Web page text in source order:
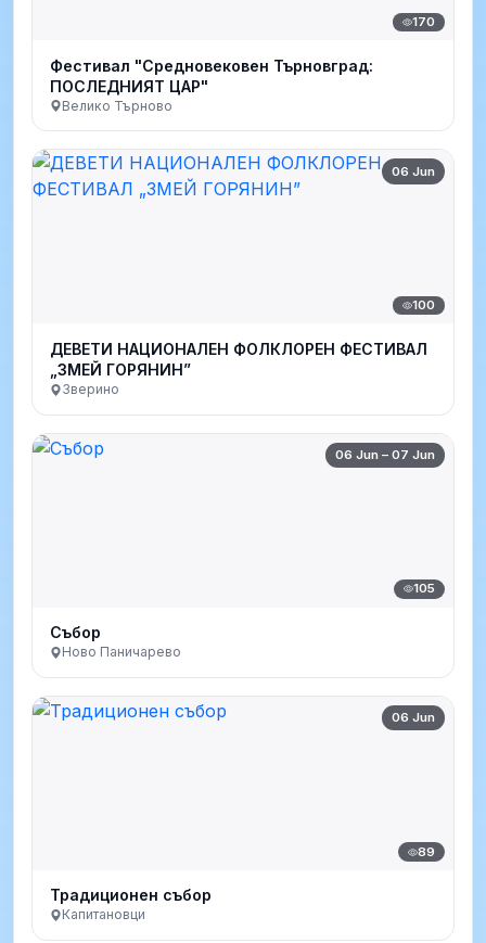
170
Фестивал "Средновековен Търновград:
ПОСЛЕДНИЯТ ЦАР"
Велико Търново
06 Jun
100
ДЕВЕТИ НАЦИОНАЛЕН ФОЛКЛОРЕН ФЕСТИВАЛ
„ЗМЕЙ ГОРЯНИН”
Зверино
06 Jun – 07 Jun
105
Събор
Ново Паничарево
06 Jun
89
Традиционен събор
Капитановци